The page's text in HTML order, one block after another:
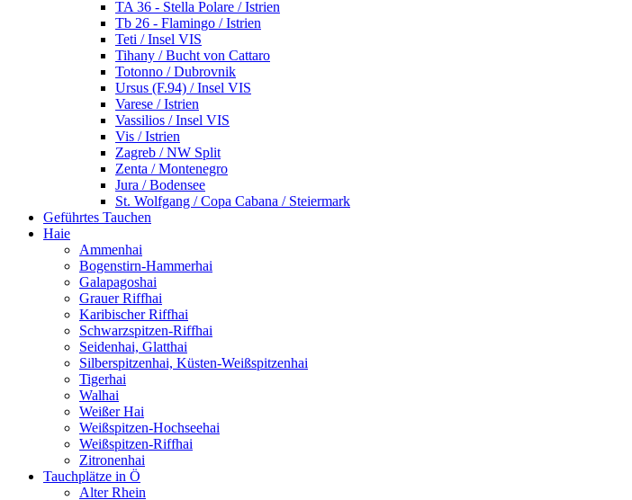
TA 36 - Stella Polare / Istrien
Tb 26 - Flamingo / Istrien
Teti / Insel VIS
Tihany / Bucht von Cattaro
Totonno / Dubrovnik
Ursus (F.94) / Insel VIS
Varese / Istrien
Vassilios / Insel VIS
Vis / Istrien
Zagreb / NW Split
Zenta / Montenegro
Jura / Bodensee
St. Wolfgang / Copa Cabana / Steiermark
Geführtes Tauchen
Haie
Ammenhai
Bogenstirn-Hammerhai
Galapagoshai
Grauer Riffhai
Karibischer Riffhai
Schwarzspitzen-Riffhai
Seidenhai, Glatthai
Silberspitzenhai, Küsten-Weißspitzenhai
Tigerhai
Walhai
Weißer Hai
Weißspitzen-Hochseehai
Weißspitzen-Riffhai
Zitronenhai
Tauchplätze in Ö
Alter Rhein